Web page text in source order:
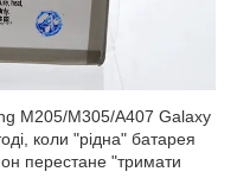
M205/M305/A407 Galaxy
коли "рідна" батарея
перестане "тримати